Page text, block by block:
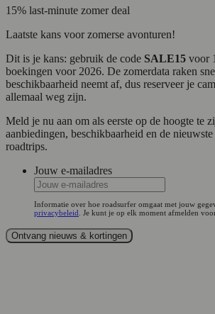
15% last-minute zomer deal
Laatste kans voor zomerse avonturen!
Dit is je kans: gebruik de code SALE15 voor
boekingen voor 2026. De zomerdata raken
beschikbaarheid neemt af, dus reserveer je
allemaal weg zijn.
Meld je nu aan om als eerste op de hoogte te
aanbiedingen, beschikbaarheid en de
roadtrips.
Jouw e-mailadres
Informatie over hoe roadsurfer omgaat met jouw
privacybeleid . Je kunt je op elk moment afmelden